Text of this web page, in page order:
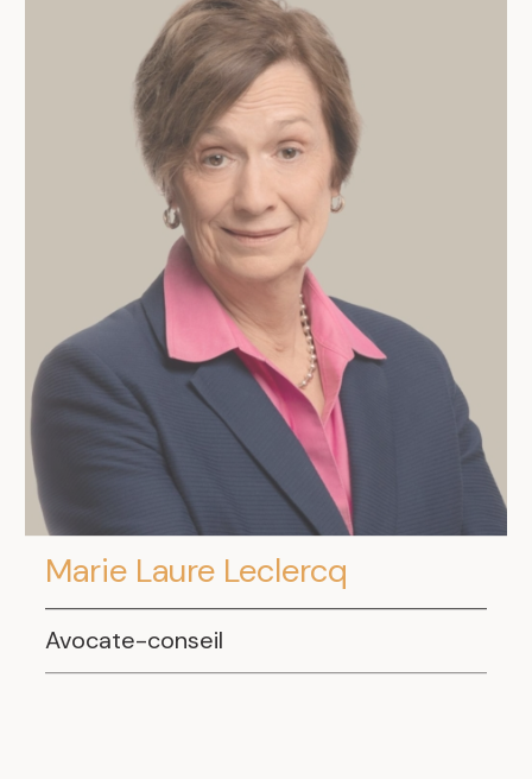
Marie Laure Leclercq
Avocate-conseil